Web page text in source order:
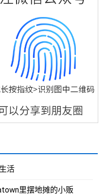
活
里摆地摊的小贩